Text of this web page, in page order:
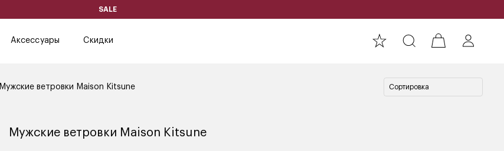
SALE
Аксессуары Скидки
Мужские ветровки Maison Kitsune Сортировка
Мужские ветровки Maison Kitsune